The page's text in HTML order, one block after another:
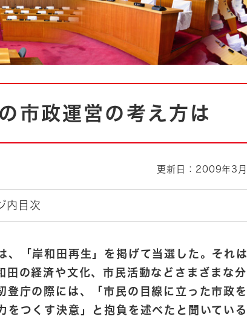
市政運営の考え方は
更新日：2009年3
内目次
、「岸和田再生」を掲げて当選した。それ
田の経済や文化、市民活動などさまざまな
庁の際には、「市民の目線に立った市政
をつくす決意」と抱負を述べたと聞いてい